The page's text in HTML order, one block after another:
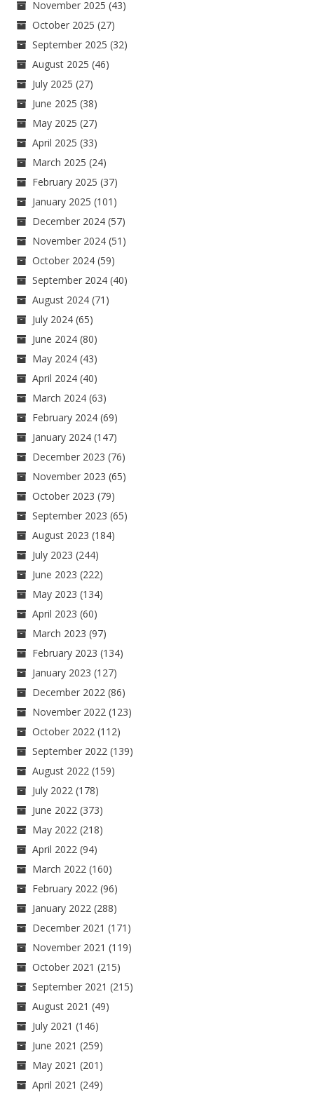
November 2025 (43)
October 2025 (27)
September 2025 (32)
August 2025 (46)
July 2025 (27)
June 2025 (38)
May 2025 (27)
April 2025 (33)
March 2025 (24)
February 2025 (37)
January 2025 (101)
December 2024 (57)
November 2024 (51)
October 2024 (59)
September 2024 (40)
August 2024 (71)
July 2024 (65)
June 2024 (80)
May 2024 (43)
April 2024 (40)
March 2024 (63)
February 2024 (69)
January 2024 (147)
December 2023 (76)
November 2023 (65)
October 2023 (79)
September 2023 (65)
August 2023 (184)
July 2023 (244)
June 2023 (222)
May 2023 (134)
April 2023 (60)
March 2023 (97)
February 2023 (134)
January 2023 (127)
December 2022 (86)
November 2022 (123)
October 2022 (112)
September 2022 (139)
August 2022 (159)
July 2022 (178)
June 2022 (373)
May 2022 (218)
April 2022 (94)
March 2022 (160)
February 2022 (96)
January 2022 (288)
December 2021 (171)
November 2021 (119)
October 2021 (215)
September 2021 (215)
August 2021 (49)
July 2021 (146)
June 2021 (259)
May 2021 (201)
April 2021 (249)